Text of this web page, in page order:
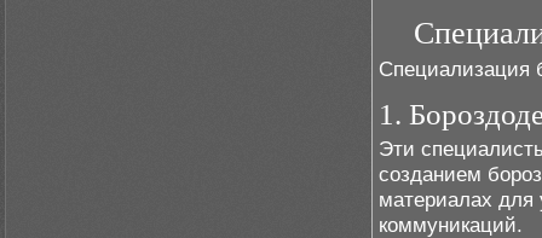
Специализация
1.
Эти
созданием
материалах для
коммуникаций.